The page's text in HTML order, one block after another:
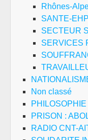
Rhônes-
SANTE-
SECTEUR
SERVICES
Non classé
PHILOSOPHIE
PRISON :
RADIO CNT-